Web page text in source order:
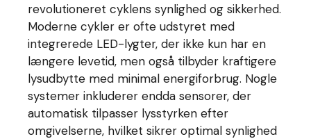
revolutioneret cyklens synlighed og sikkerhed.
Moderne cykler er ofte udstyret med
integrerede LED-lygter, der ikke kun har en
længere levetid, men også tilbyder kraftigere
lysudbytte med minimal energiforbrug. Nogle
systemer inkluderer endda sensorer, der
automatisk tilpasser lysstyrken efter
omgivelserne, hvilket sikrer optimal synlighed